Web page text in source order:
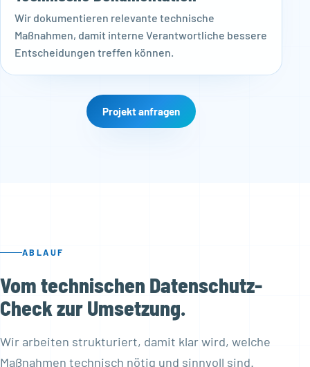
Wir dokumentieren relevante technische
Maßnahmen, damit interne Verantwortliche bessere
Entscheidungen treffen können.
Projekt anfragen
ABLAUF
Vom technischen Datenschutz-
Check zur Umsetzung.
Wir arbeiten strukturiert, damit klar wird, welche
Maßnahmen technisch nötig und sinnvoll sind.